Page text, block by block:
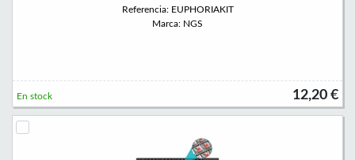
Referencia: EUPHORIAKIT
Marca: NGS
12,20 €
En stock